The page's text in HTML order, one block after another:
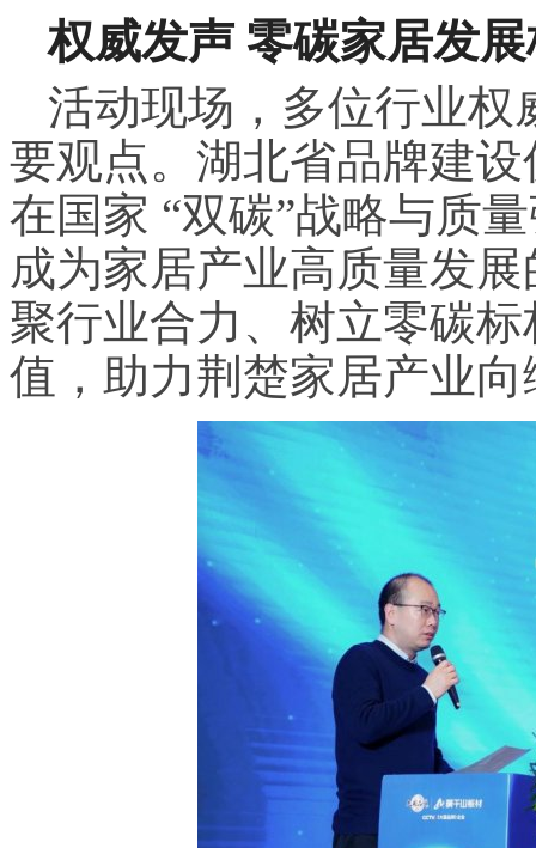
权威发声 零碳家居发
活动现场，多位行业权
要观点。湖北省品牌建
在国家 “双碳”战略与质
成为家居产业高质量发
聚行业合力、树立零碳
值，助力荆楚家居产业